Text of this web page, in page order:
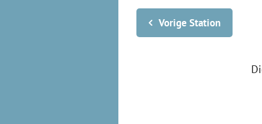
Vorige Station